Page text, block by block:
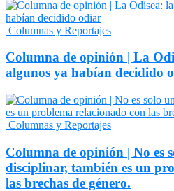
Columnas y Reportajes
Columna de opinión | La
algunos ya habían decidido
Columnas y Reportajes
Columna de opinión | No es
disciplinar, también es un
las brechas de género.